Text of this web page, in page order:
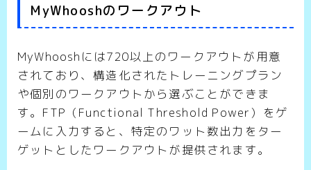
MyWhooshのワークアウト
MyWhooshには720以上のワークアウトが用意
されており、構造化されたトレーニングプラン
や個別のワークアウトから選ぶことができま
す。FTP（Functional Threshold Power）をゲ
ームに入力すると、特定のワット数出力をター
ゲットとしたワークアウトが提供されます。